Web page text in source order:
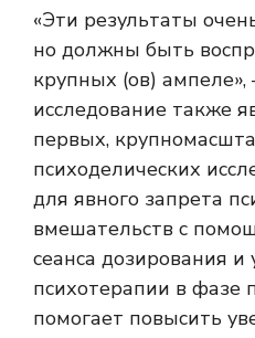
«Эти результаты
но должны быть
крупных (ов)
исследование также
первых,
психоделических
для явного запрета
вмешательств с
сеанса дозирования
психотерапии в фазе
помогает повысить